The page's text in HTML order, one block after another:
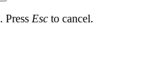
Press Esc to cancel.